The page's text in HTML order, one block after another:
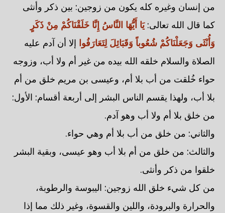
من إنسان وغيره كله يكون من زوجين: بين ذكر وأنثى
كما قال الله تعالى:يَا أَيُّهَا النَّاسُ إِنَّا خَلَقْنَاكُمْ مِنْ ذَكَرٍ
وَأُنْثَى وَجَعَلْنَاكُمْ شُعُوباً وَقَبَائِلَ لِتَعَارَفُوا إلا أن آدم عليه
الصلاة والسلام خلقه الله بيده من غير أم ولا أب، وزوجه
حواء خُلقت من أب بلا أم، وعيسى بن مريم خلق من أم
بلا أب، ولهذا يقسم الناس البشر إلى أربعة أقسام: الأول:
من خلق بلا أم ولا أب وهو آدم.
والثاني: من خلق من أب بلا أم وهي حواء.
والثالث: من خلق من أم بلا أب وهو عيسى، وبقية البشر
خلقوا من ذكر وأنثى.
من كل شيء خلق الله زوجين: اليبوسة والرطوبة،
والحرارة والبرودة، واللين والقسوة، وغير ذلك مما إذا